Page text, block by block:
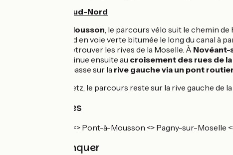
Parcours Sens Sud-Nord
Depuis Pont-à-Mousson, le parcours vélo suit le chemin de
l’itinéraire reprend en voie verte bitumée le long du canal à
de Mad avant de retrouver les rives de la Moselle. À Novéant-
La véloroute continue ensuite au croisement des rues de
, l’itinéraire passe sur la rive gauche via un pont routier
Jusqu'au sud de Metz, le parcours reste sur la rive gauche de
Trains et gares
Ligne TER Nancy <> Pont-à-Mousson <> Pagny-sur-Moselle
À ne pas manquer